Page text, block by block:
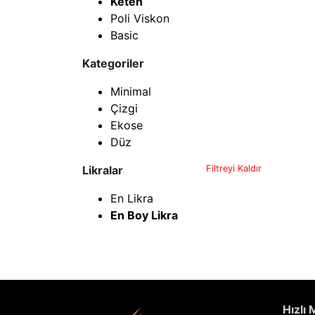
Poli Viskon
Basic
Kategoriler
Minimal
Çizgi
Ekose
Düz
Likralar
Filtreyi Kaldır
En Likra
En Boy Likra
Hızlı